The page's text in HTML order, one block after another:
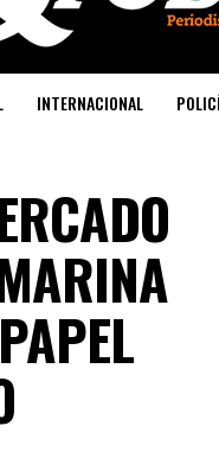
INTERNACIONAL